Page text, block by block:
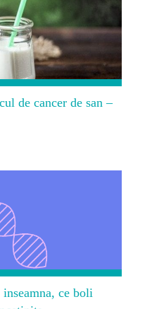
de cancer de san –
ce boli